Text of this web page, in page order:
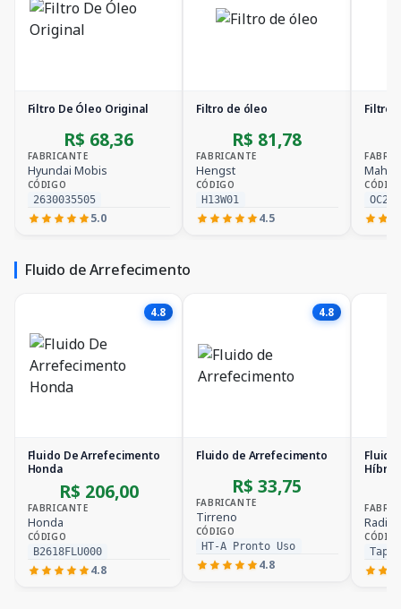
Filtro De Óleo Original
R$ 68,36
FABRICANTE
Hyundai Mobis
CÓDIGO
2630035505
5.0
Filtro de óleo
R$ 81,78
FABRICANTE
Hengst
CÓDIGO
H13W01
4.5
Filtro
Mahle
OC259
Fluido de Arrefecimento
4.8
Fluido De Arrefecimento
Honda
R$ 206,00
FABRICANTE
Honda
CÓDIGO
B2618FLU000
4.8
4.8
Fluido de Arrefecimento
R$ 33,75
FABRICANTE
Tirreno
CÓDIGO
HT-A Pronto Uso
4.8
Radiex
Tap